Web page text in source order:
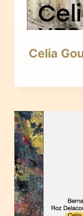
Celia